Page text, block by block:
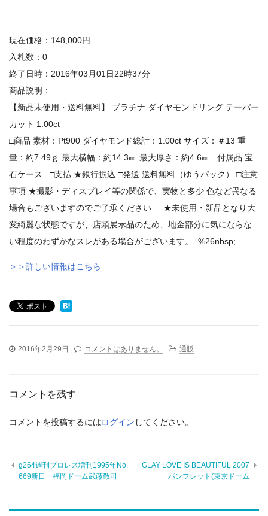
現在価格：148,000円
入札数：0
終了日時：2016年03月01日22時37分
商品説明：
【新品未使用・送料無料】 プラチナ ダイヤモンドリング テーパー
カット 1.00ct
□商品 素材：Pt900 ダイヤモンド総計：1.00ct サイズ：＃13 重
量：約7.49ｇ 最大横幅：約14.3㎜ 最大厚さ：約4.6㎜ 付属品 宝
石ケース □支払 ★銀行振込 □発送 送料無料（ゆうパック） □注意
事項 ★撮影・ディスプレイ等の関係で、実物と多少 色など異なる
場合もございますのでご了承ください ★未使用・新品となり大
変綺麗な状態ですが、店頭展示品のため、地金部分に気にならな
い程度のわずかなスレがある場合がございます。 %26nbsp;
＞＞詳しい情報はこちら
2016年2月29日 コメントはありません。 通販
コメントを残す
コメントを投稿するにはログイン してください。
g264週刊プロレス増刊1995年No.
669新日 福岡ドーム武藤敬司
GLAY LOVE IS BEAUTIFUL 2007
パンフレット(東京ドーム